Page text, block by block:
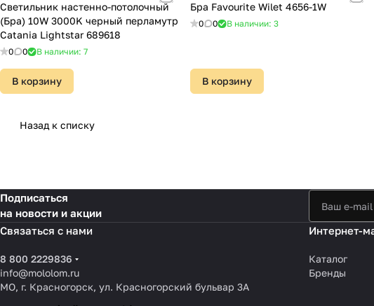
Светильник настенно-потолочный
(Бра) 10W 3000K черный перламутр
Catania Lightstar 689618
0 0 В наличии: 7
В корзину
Бра Favourite Wilet 4656-1W
0 0 В наличии: 3
В корзину
Назад к списку
Подписаться
на новости и акции
Связаться с нами
8 800 2229836
info@mololom.ru
МО, г. Красногорск, ул. Красногорский бульвар 3А
Интернет-
Каталог
Бренды